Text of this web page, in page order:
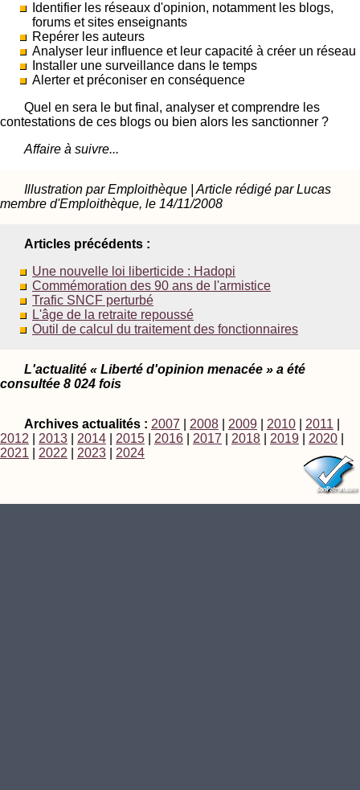
Identifier les réseaux d'opinion, notamment les blogs,
forums et sites enseignants
Repérer les auteurs
Analyser leur influence et leur capacité à créer un réseau
Installer une surveillance dans le temps
Alerter et préconiser en conséquence
Quel en sera le but final, analyser et comprendre les
contestations de ces blogs ou bien alors les sanctionner ?
Affaire à suivre...
Illustration par Emploithèque | Article rédigé par Lucas
membre d'Emploithèque, le 14/11/2008
Articles précédents :
Une nouvelle loi liberticide : Hadopi
Commémoration des 90 ans de l'armistice
Trafic SNCF perturbé
L'âge de la retraite repoussé
Outil de calcul du traitement des fonctionnaires
L'actualité « Liberté d'opinion menacée » a été
consultée 8 024 fois
Archives actualités : 2007 2008 2009 2010 2011
2012
2013 2014 2015 2016 2017 2018 2019 2020
2021
2022 2023 2024